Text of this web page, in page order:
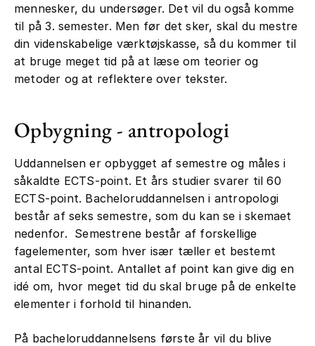
mennesker, du undersøger. Det vil du også komme
til på 3. semester. Men før det sker, skal du mestre
din videnskabelige værktøjskasse, så du kommer til
at bruge meget tid på at læse om teorier og
metoder og at reflektere over tekster.
Opbygning - antropologi
Uddannelsen er opbygget af semestre og måles i
såkaldte ECTS-point. Et års studier svarer til 60
ECTS-point. Bacheloruddannelsen i antropologi
består af seks semestre, som du kan se i skemaet
nedenfor. Semestrene består af forskellige
fagelementer, som hver især tæller et bestemt
antal ECTS-point. Antallet af point kan give dig en
idé om, hvor meget tid du skal bruge på de enkelte
elementer i forhold til hinanden.
På bacheloruddannelsens første år vil du blive